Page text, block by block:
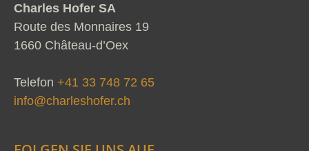
Charles Hofer SA
Route des Monnaires 19
1660 Château-d’Oex
Telefon +41 33 748 72 65
info@charleshofer.ch